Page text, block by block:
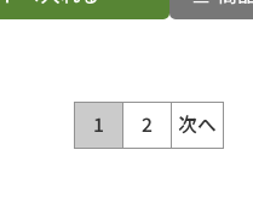
1 2 次へ